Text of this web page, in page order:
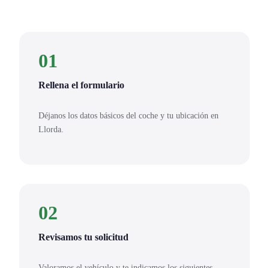
01
Rellena el formulario
Déjanos los datos básicos del coche y tu ubicación en
Llorda.
02
Revisamos tu solicitud